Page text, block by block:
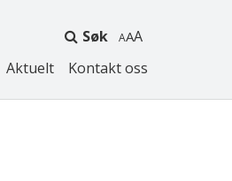
Søk A
Aktuelt Kontakt oss